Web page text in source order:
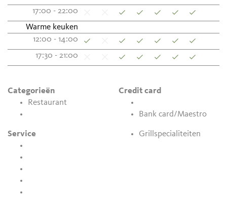
17:00 - 22:00
Warme keuken
12:00 - 14:00
17:30 - 21:00
Categorieën
Restaurant
Credit card
Bank card/Maestro
Service Grillspecialiteiten